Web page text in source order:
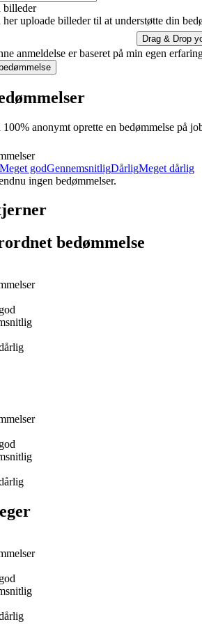
billeder
uploade billeder til at understøtte din
Drag & Drop
anmeldelse er baseret på min egen
anonymt oprette en bedømmelse på
godGennemsnitligDårligMeget dårlig
ingen bedømmelser.
bedømmelse